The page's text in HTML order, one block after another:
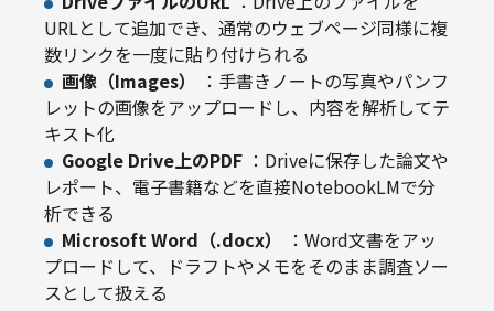
URLとして追加でき、通常のウェブページ同様に複
数リンクを一度に貼り付けられる
画像（Images）
：手書きノートの写真やパンフ
レットの画像をアップロードし、内容を解析してテ
キスト化
Google Drive上のPDF ：Driveに保存した論文や
レポート、電子書籍などを直接NotebookLMで分
析できる
Microsoft Word（.docx）
：Word文書をアッ
プロードして、ドラフトやメモをそのまま調査ソー
スとして扱える